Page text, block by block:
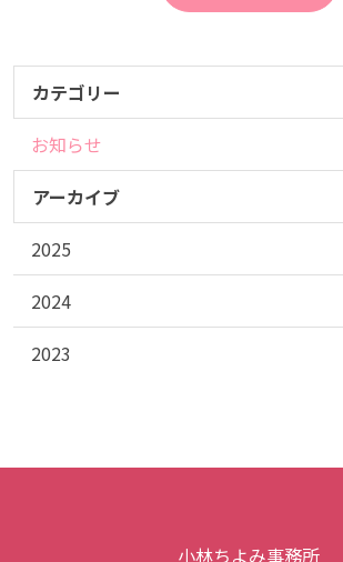
カテゴリー
お知らせ
アーカイブ
2025
2024
2023
小林ちよみ事務所